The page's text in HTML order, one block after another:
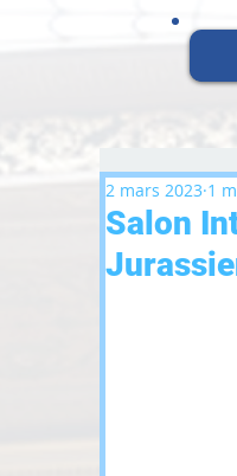
Salon
2 mars 2023 1